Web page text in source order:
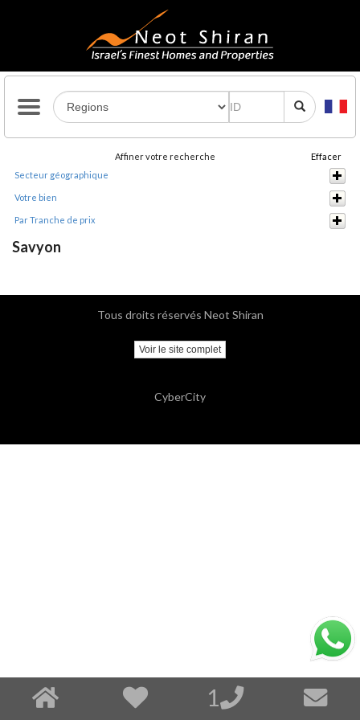
Affiner votre recherche
Effacer
Secteur géographique
Votre bien
Par Tranche de prix
Savyon
1
Tous droits réservés Neot Shiran
Voir le site complet
CyberCity